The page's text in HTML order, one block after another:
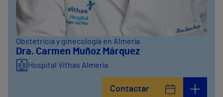
Obstetricia y ginecología en Almería
Dra. Carmen Muñoz Márquez
Hospital Vithas Almería
Contactar